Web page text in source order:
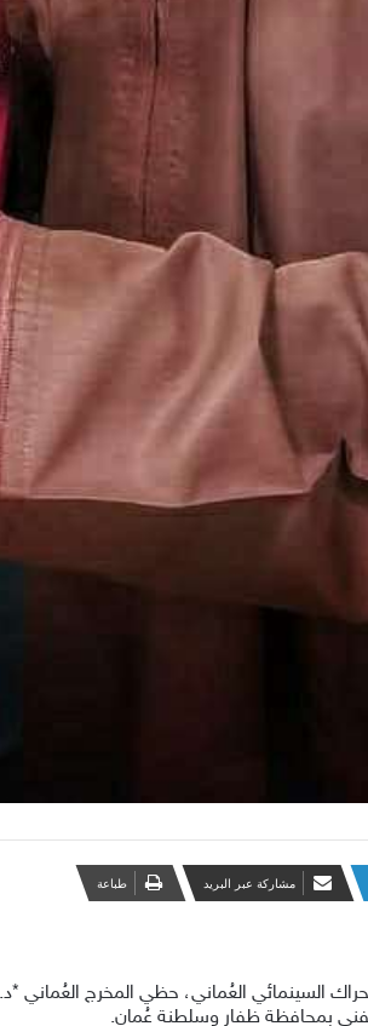
مشاركة عبر البريد طباعة
السينمائي العُماني، حظي المخرج
بمحافظة ظفار وسلطنة عُمان.